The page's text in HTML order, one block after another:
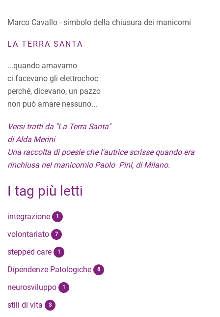
Marco Cavallo - simbolo della chiusura dei manicomi
LA TERRA SANTA
...quando amavamo
ci facevano gli elettrochoc
perché, dicevano, un pazzo
non può amare nessuno...
Versi tratti da "La Terra Santa"
di Alda Merini
Una raccolta di poesie che l'autrice scrisse quando era
rinchiusa nel manicomio Paolo Pini, di Milano.
I tag più letti
integrazione 1
volontariato 7
stepped care 1
Dipendenze Patologiche 8
neurosviluppo 1
stili di vita 3